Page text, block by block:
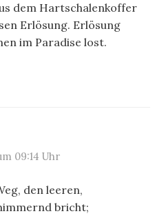
dem Hartschalenkoffer
Erlösung. Erlösung
im Paradise lost.
09:14 Uhr
den leeren,
bricht;